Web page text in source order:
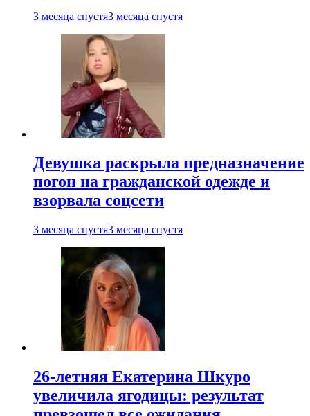
3 месяца спустя3 месяца спустя
Девушка раскрыла предназначение
погон на гражданской одежде и
взорвала соцсети
3 месяца спустя3 месяца спустя
26-летняя Екатерина Шкуро
увеличила ягодицы: результат